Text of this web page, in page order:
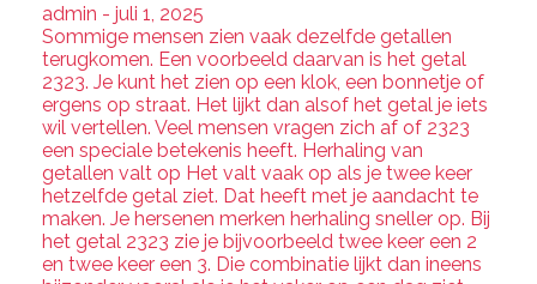
admin - juli 1, 2025
Sommige mensen zien vaak dezelfde getallen
terugkomen. Een voorbeeld daarvan is het getal
2323. Je kunt het zien op een klok, een bonnetje of
ergens op straat. Het lijkt dan alsof het getal je iets
wil vertellen. Veel mensen vragen zich af of 2323
een speciale betekenis heeft. Herhaling van
getallen valt op Het valt vaak op als je twee keer
hetzelfde getal ziet. Dat heeft met je aandacht te
maken. Je hersenen merken herhaling sneller op. Bij
het getal 2323 zie je bijvoorbeeld twee keer een 2
en twee keer een 3. Die combinatie lijkt dan ineens